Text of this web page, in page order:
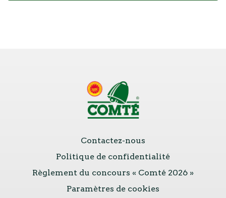
Contactez-nous
Politique de confidentialité
Règlement du concours « Comté 2026 »
Paramètres de cookies